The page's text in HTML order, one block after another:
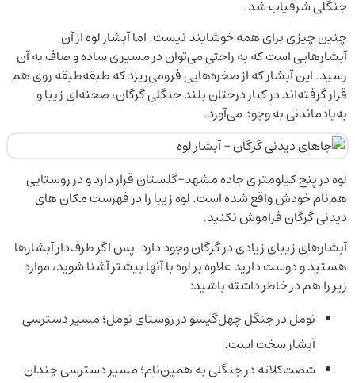
جنگلی شرفیاب شد.
چنین چیزی برای همه خوشایند نیست. اما آبشار لوه از آن
آبشارهایی است که به راحتی می‌توان در مسیری ساده و صاف به آن
رسید. این آبشار که از صخره‌هایی فرومی‌ریزد که طبقه‌طبقه روی هم
قرار گرفته‌اند در کنار درختان بلند جنگلی گرگان، صحنه‌ای زیبا و
به‌یادماندنی به وجود می‌آورد.
لوه در پنج کیلومتری جاده مشهد–گلستان قرار دارد و در روستایی
هم‌نام خودش واقع شده است. لوه زیبا را در فهرست مکان های
دیدنی گرگان فراموش نکنید.
آبشارهای زیبای زیادی در گرگان وجود دارد. پس اگر طرف‌دار آبشارها
هستید و دوست دارید علاوه بر لوه با آنها بیشتر آشنا شوید، موارد
زیر را هم در خاطر داشته باشید:
نومل در جنگل چهل‌گیسو در روستای نومل؛ مسیر دسترسی
آبشار سخت است.
شصت‌کلاته در جنگلی به همین‌نام؛ مسیر دسترسی چندان